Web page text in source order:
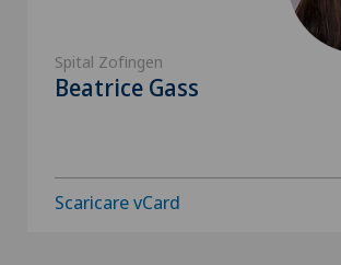
Spital Zofingen
Beatrice Gass
Scaricare vCard